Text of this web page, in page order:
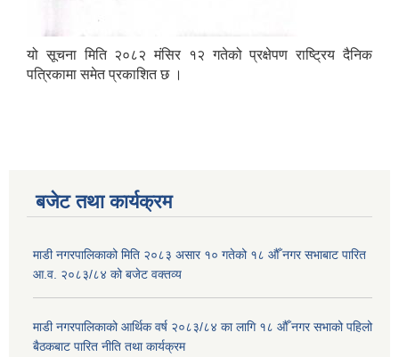
यो सूचना मिति २०८२ मंसिर १२ गतेको प्रक्षेपण राष्ट्रिय दैनिक
पत्रिकामा समेत प्रकाशित छ ।
बजेट तथा कार्यक्रम
माडी नगरपालिकाको मिति २०८३ असार १० गतेको १८ औँ नगर सभाबाट पारित
आ.व. २०८३/८४ को बजेट वक्तव्य
माडी नगरपालिकाको आर्थिक वर्ष २०८३/८४ का लागि १८ औँ नगर सभाको पहिलो
बैठकबाट पारित नीति तथा कार्यक्रम